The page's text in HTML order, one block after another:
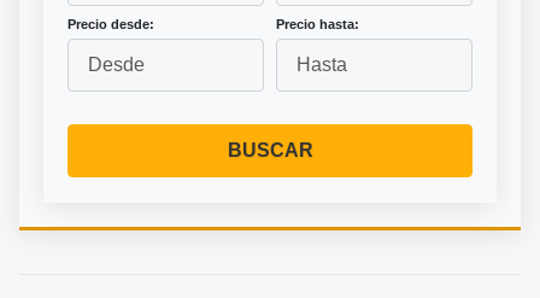
Precio desde: Precio hasta:
BUSCAR